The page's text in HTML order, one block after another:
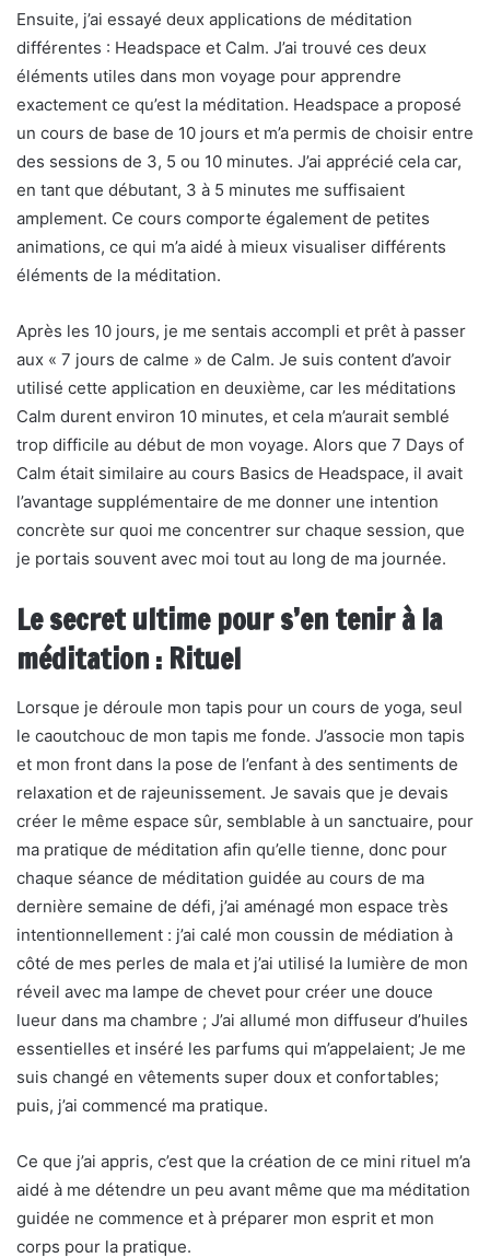
Ensuite, j’ai essayé deux applications de méditation
différentes : Headspace et Calm. J’ai trouvé ces deux
éléments utiles dans mon voyage pour apprendre
exactement ce qu’est la méditation. Headspace a proposé
un cours de base de 10 jours et m’a permis de choisir entre
des sessions de 3, 5 ou 10 minutes. J’ai apprécié cela car,
en tant que débutant, 3 à 5 minutes me suffisaient
amplement. Ce cours comporte également de petites
animations, ce qui m’a aidé à mieux visualiser différents
éléments de la méditation.
Après les 10 jours, je me sentais accompli et prêt à passer
aux « 7 jours de calme » de Calm. Je suis content d’avoir
utilisé cette application en deuxième, car les méditations
Calm durent environ 10 minutes, et cela m’aurait semblé
trop difficile au début de mon voyage. Alors que 7 Days of
Calm était similaire au cours Basics de Headspace, il avait
l’avantage supplémentaire de me donner une intention
concrète sur quoi me concentrer sur chaque session, que
je portais souvent avec moi tout au long de ma journée.
Le secret ultime pour s’en tenir à la
méditation : Rituel
Lorsque je déroule mon tapis pour un cours de yoga, seul
le caoutchouc de mon tapis me fonde. J’associe mon tapis
et mon front dans la pose de l’enfant à des sentiments de
relaxation et de rajeunissement. Je savais que je devais
créer le même espace sûr, semblable à un sanctuaire, pour
ma pratique de méditation afin qu’elle tienne, donc pour
chaque séance de méditation guidée au cours de ma
dernière semaine de défi, j’ai aménagé mon espace très
intentionnellement : j’ai calé mon coussin de médiation à
côté de mes perles de mala et j’ai utilisé la lumière de mon
réveil avec ma lampe de chevet pour créer une douce
lueur dans ma chambre ; J’ai allumé mon diffuseur d’huiles
essentielles et inséré les parfums qui m’appelaient; Je me
suis changé en vêtements super doux et confortables;
puis, j’ai commencé ma pratique.
Ce que j’ai appris, c’est que la création de ce mini rituel m’a
aidé à me détendre un peu avant même que ma méditation
guidée ne commence et à préparer mon esprit et mon
corps pour la pratique.